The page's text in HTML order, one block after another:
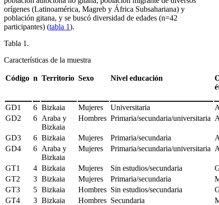
orígenes (Latinoamérica, Magreb y África Subsahariana) y
población gitana, y se buscó diversidad de edades (n=42
participantes) (tabla 1).
Tabla 1.
Características de la muestra
Código n Territorio Sexo Nivel educación
GD1 6 Bizkaia Mujeres Universitaria
GD2
6 Araba y
Bizkaia
Hombres Primaria/secundaria/universitaria
GD3 6 Bizkaia Mujeres Primaria/secundaria
GD4
6 Araba y
Bizkaia
Mujeres Primaria/secundaria/universitaria
GT1 4 Bizkaia Mujeres Sin estudios/secundaria
GT2
3 Bizkaia Mujeres Primaria/secundaria
GT3
5 Bizkaia Hombres Sin estudios/secundaria
GT4
3 Bizkaia Hombres Secundaria